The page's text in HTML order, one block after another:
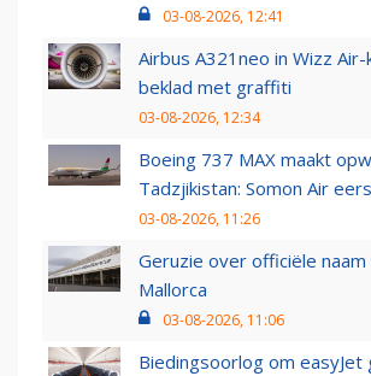
03-08-2026, 12:41
Airbus A321neo in Wizz
beklad met graffiti
03-08-2026, 12:34
Boeing 737 MAX maakt
Tadzjikistan: Somon Air
03-08-2026, 11:26
Geruzie over officiële naam
Mallorca
03-08-2026, 11:06
Biedingsoorlog om easyJet